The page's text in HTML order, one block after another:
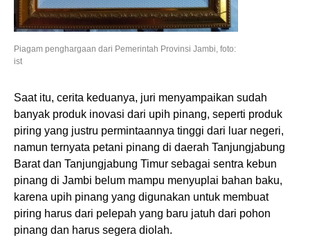
Piagam penghargaan dari Pemerintah Provinsi Jambi, foto:
ist
Saat itu, cerita keduanya, juri menyampaikan sudah
banyak produk inovasi dari upih pinang, seperti produk
piring yang justru permintaannya tinggi dari luar negeri,
namun ternyata petani pinang di daerah Tanjungjabung
Barat dan Tanjungjabung Timur sebagai sentra kebun
pinang di Jambi belum mampu menyuplai bahan baku,
karena upih pinang yang digunakan untuk membuat
piring harus dari pelepah yang baru jatuh dari pohon
pinang dan harus segera diolah.